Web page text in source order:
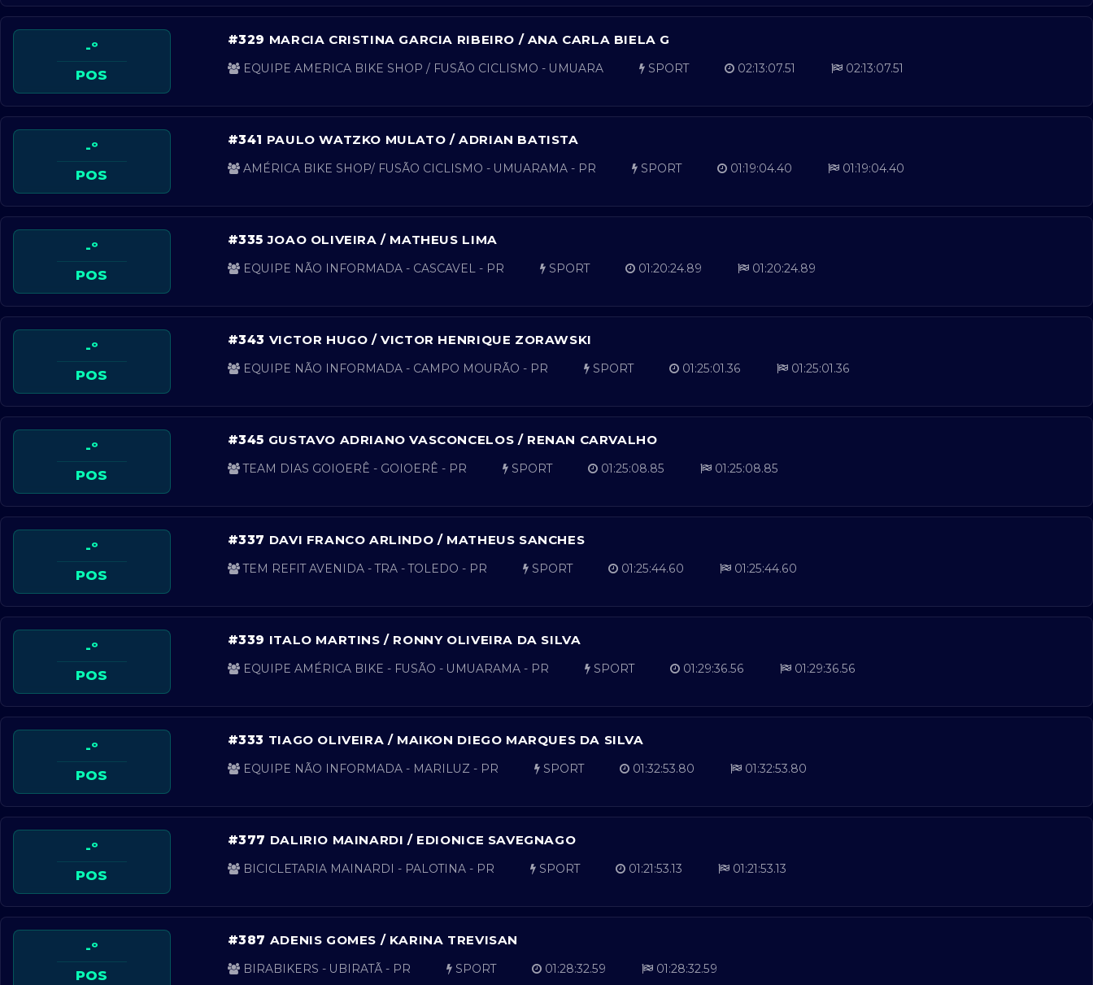
-º
POS
#329 MARCIA CRISTINA GARCIA RIBEIRO / ANA CARLA BIELA G
EQUIPE AMERICA BIKE SHOP / FUSÃO CICLISMO - UMUARA SPORT 02:13:07.51 02:13:07.51
-º
POS
#341 PAULO WATZKO MULATO / ADRIAN BATISTA
AMÉRICA BIKE SHOP/ FUSÃO CICLISMO - UMUARAMA - PR SPORT 01:19:04.40 01:19:04.40
-º
POS
#335JOAO OLIVEIRA / MATHEUS LIMA
EQUIPE NÃO INFORMADA - CASCAVEL - PR SPORT 01:20:24.89 01:20:24.89
-º
POS
#343 VICTOR HUGO / VICTOR HENRIQUE ZORAWSKI
EQUIPE NÃO INFORMADA - CAMPO MOURÃO - PR SPORT 01:25:01.36 01:25:01.36
-º
POS
#345 GUSTAVO ADRIANO VASCONCELOS / RENAN CARVALHO
TEAM DIAS GOIOERÊ - GOIOERÊ - PR SPORT 01:25:08.85 01:25:08.85
-º
POS
#337 DAVI FRANCO ARLINDO / MATHEUS SANCHES
TEM REFIT AVENIDA - TRA - TOLEDO - PR SPORT 01:25:44.60 01:25:44.60
-º
POS
#339 ITALO MARTINS / RONNY OLIVEIRA DA SILVA
EQUIPE AMÉRICA BIKE - FUSÃO - UMUARAMA - PR SPORT 01:29:36.56 01:29:36.56
-º
POS
#333 TIAGO OLIVEIRA / MAIKON DIEGO MARQUES DA SILVA
EQUIPE NÃO INFORMADA - MARILUZ - PR SPORT 01:32:53.80 01:32:53.80
-º
POS
#377 DALIRIO MAINARDI / EDIONICE SAVEGNAGO
BICICLETARIA MAINARDI - PALOTINA - PR SPORT 01:21:53.13 01:21:53.13
-º
POS
#387 ADENIS GOMES / KARINA TREVISAN
BIRABIKERS - UBIRATÃ - PR SPORT 01:28:32.59 01:28:32.59